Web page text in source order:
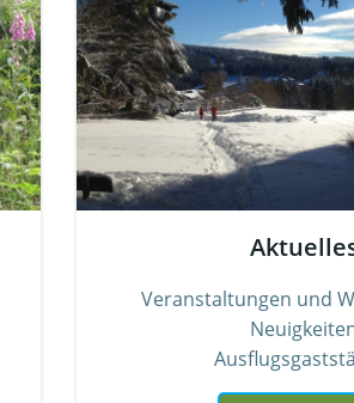
Veranstaltungen und